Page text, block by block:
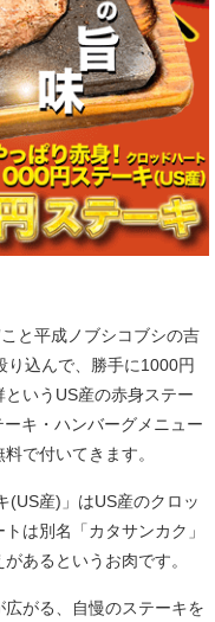
と平成ノブシコブシの吉
り込んで、勝手に1000円
いうUS産の赤身ステー
キ・ハンバーグメニュー
で付いてきます。
産)」はUS産のクロッ
は別名「カタサンカク」
あるというお肉です。
がる、自慢のステーキを